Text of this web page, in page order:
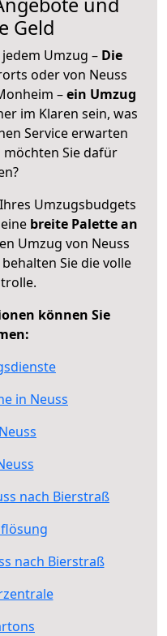
Geld
Umzug – Die
oder von Neuss
–ein Umzug
im Klaren sein, was
Service erwarten
möchten Sie dafür
Umzugsbudgets
breite Palette an
Umzug von Neuss
Sie die volle
können Sie
in Neuss
nach Bierstraß
nach Bierstraß